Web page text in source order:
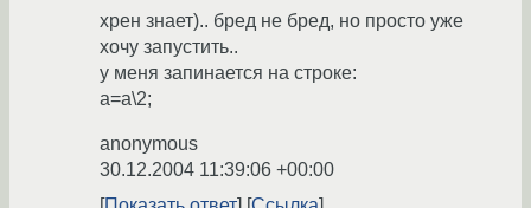
хрен знает).. бред не бред, но просто уже
хочу запустить..
у меня запинается на строке:
a=a\2;
anonymous
30.12.2004 11:39:06 +00:00